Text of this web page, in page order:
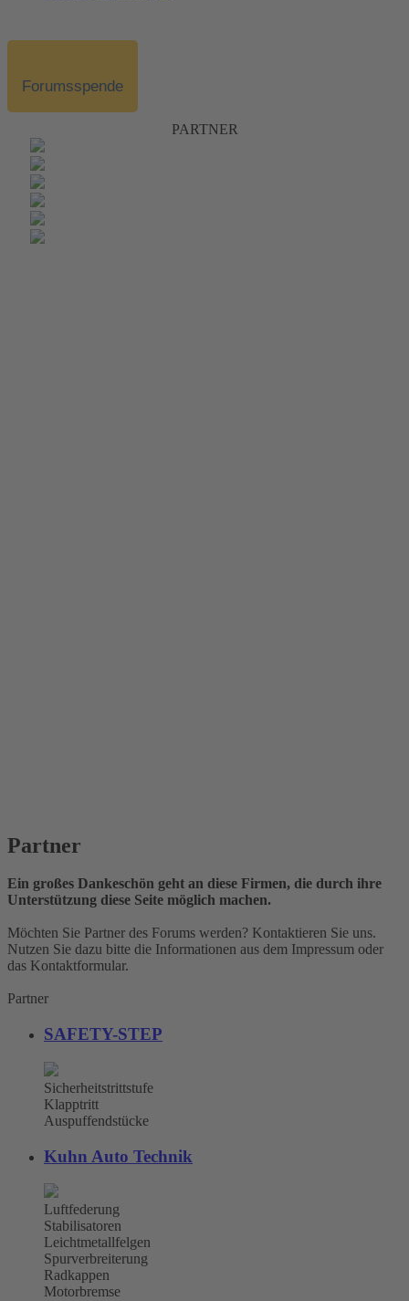
Forumsspende
PARTNER
Partner
Ein großes Dankeschön geht an diese Firmen, die durch ihre
Unterstützung diese Seite möglich machen.
Möchten Sie Partner des Forums werden? Kontaktieren Sie uns.
Nutzen Sie dazu bitte die Informationen aus dem Impressum oder
das Kontaktformular.
Partner
SAFETY-STEP
Sicherheitstrittstufe
Klapptritt
Auspuffendstücke
Kuhn Auto Technik
Luftfederung
Stabilisatoren
Leichtmetallfelgen
Spurverbreiterung
Radkappen
Motorbremse